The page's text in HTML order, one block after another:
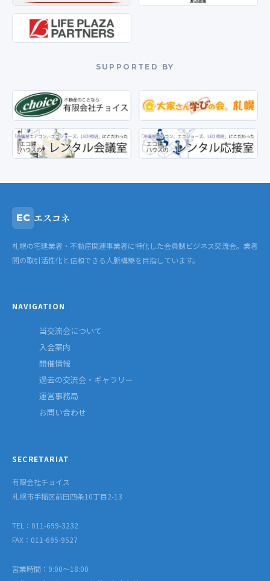
SUPPORTED BY
EC エスコネ
札幌の宅建業者・不動産関連事業者に特化した会員制ビジネス交流会。業者
間の取引活性化と信頼できる人脈構築を目指しています。
NAVIGATION
当交流会について
入会案内
開催情報
過去の交流会・ギャラリー
運営事務局
お問い合わせ
SECRETARIAT
有限会社チョイス
札幌市手稲区前田四条10丁目2-13
TEL：011-699-3232
FAX：011-695-9527
営業時間：9:00〜18:00